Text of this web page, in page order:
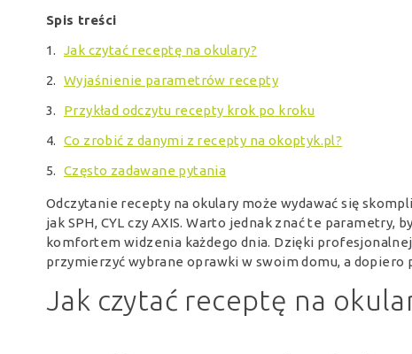
Spis treści
Jak czytać receptę na okulary?
Wyjaśnienie parametrów recepty
Przykład odczytu recepty krok po kroku
Co zrobić z danymi z recepty na okoptyk.pl?
Często zadawane pytania
Odczytanie recepty na okulary może wydawać się
jak SPH, CYL czy AXIS. Warto jednak znać te
komfortem widzenia każdego dnia. Dzięki profesjonalnej
przymierzyć wybrane oprawki w swoim domu, a dopiero
Jak czytać receptę na